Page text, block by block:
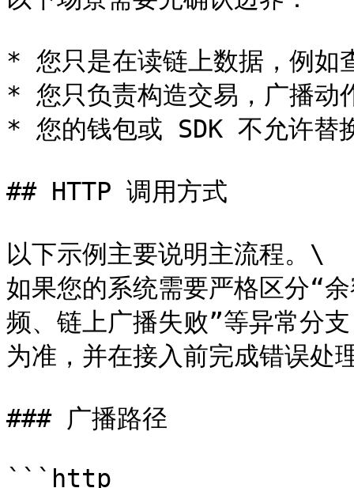
* 您只是在读链上数据，例如
* 您只负责构造交易，广播动
* 您的钱包或 SDK 不允许替
## HTTP 调用方式
以下示例主要说明主流程。\
如果您的系统需要严格区分“
频、链上广播失败”等异常分
为准，并在接入前完成错误处
### 广播路径
```http